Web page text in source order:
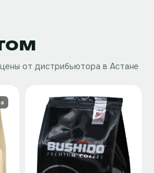
цены от дистрибьютора в Астане